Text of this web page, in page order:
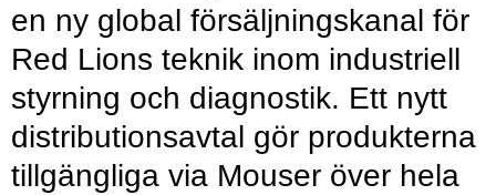
en ny global försäljningskanal för
Red Lions teknik inom industriell
styrning och diagnostik. Ett nytt
distributionsavtal gör produkterna
tillgängliga via Mouser över hela